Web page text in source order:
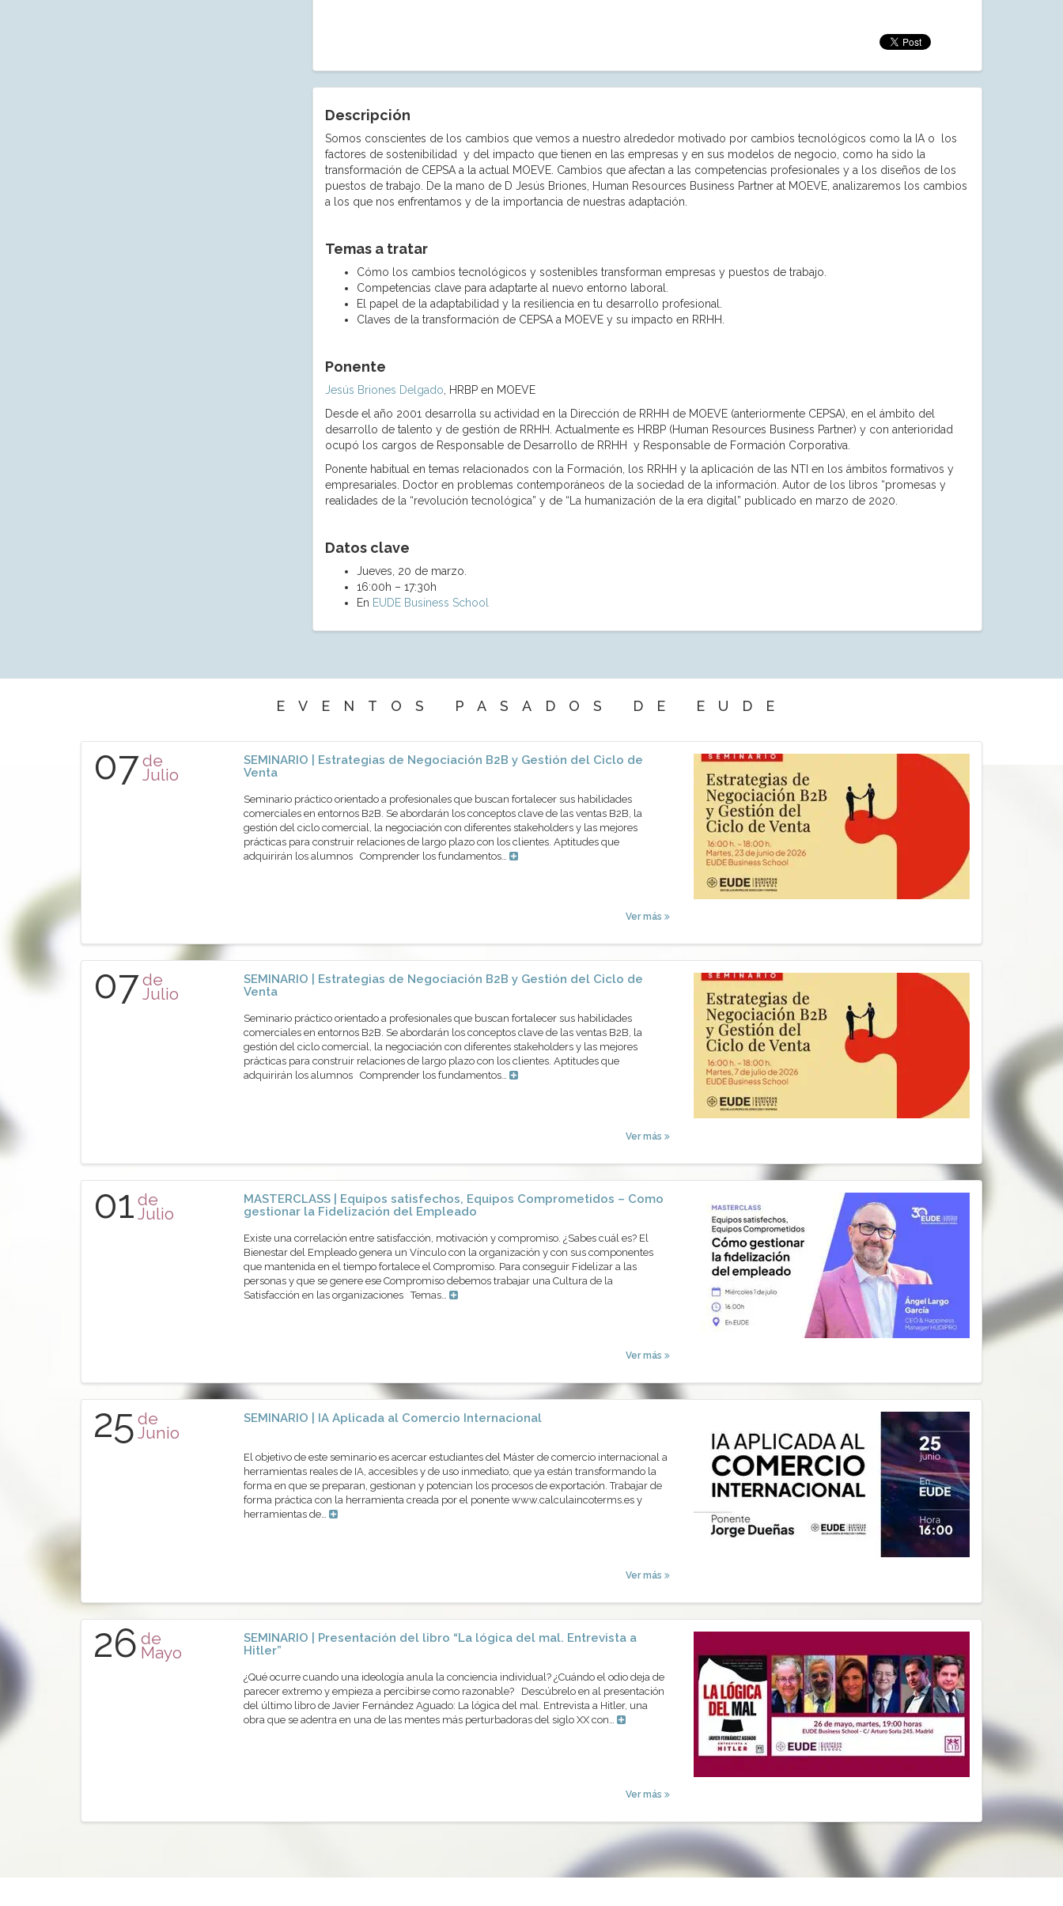
Descripción
Somos conscientes de los cambios que vemos a nuestro alrededor motivado por cambios tecnológicos como la IA o los
factores de sostenibilidad y del impacto que tienen en las empresas y en sus modelos de negocio, como ha sido la
transformación de CEPSA a la actual MOEVE. Cambios que afectan a las competencias profesionales y a los diseños de los
puestos de trabajo. De la mano de D Jesús Briones, Human Resources Business Partner at MOEVE, analizaremos los cambios
a los que nos enfrentamos y de la importancia de nuestras adaptación.
Temas a tratar
Cómo los cambios tecnológicos y sostenibles transforman empresas y puestos de trabajo.
Competencias clave para adaptarte al nuevo entorno laboral.
El papel de la adaptabilidad y la resiliencia en tu desarrollo profesional.
Claves de la transformación de CEPSA a MOEVE y su impacto en RRHH.
Ponente
Jesús Briones Delgado , HRBP en MOEVE
Desde el año 2001 desarrolla su actividad en la Dirección de RRHH de MOEVE (anteriormente CEPSA), en el ámbito del
desarrollo de talento y de gestión de RRHH. Actualmente es HRBP (Human Resources Business Partner) y con anterioridad
ocupó los cargos de Responsable de Desarrollo de RRHH y Responsable de Formación Corporativa.
Ponente habitual en temas relacionados con la Formación, los RRHH y la aplicación de las NTI en los ámbitos formativos y
empresariales. Doctor en problemas contemporáneos de la sociedad de la información. Autor de los libros “promesas y
realidades de la “revolución tecnológica” y de “La humanización de la era digital” publicado en marzo de 2020.
Datos clave
Jueves, 20 de marzo.
16:00h – 17:30h
En EUDE Business School
EVENTOS PASADOS DE EUDE
07de
Julio
SEMINARIO | Estrategias de Negociación B2B y Gestión del Ciclo de
Venta
Seminario práctico orientado a profesionales que buscan fortalecer sus habilidades
comerciales en entornos B2B. Se abordarán los conceptos clave de las ventas B2B, la
gestión del ciclo comercial, la negociación con diferentes stakeholders y las mejores
prácticas para construir relaciones de largo plazo con los clientes. Aptitudes que
adquirirán los alumnos Comprender los fundamentos…
Ver más
07de
Julio
SEMINARIO | Estrategias de Negociación B2B y Gestión del Ciclo de
Venta
Seminario práctico orientado a profesionales que buscan fortalecer sus habilidades
comerciales en entornos B2B. Se abordarán los conceptos clave de las ventas B2B, la
gestión del ciclo comercial, la negociación con diferentes stakeholders y las mejores
prácticas para construir relaciones de largo plazo con los clientes. Aptitudes que
adquirirán los alumnos Comprender los fundamentos…
Ver más
01 de
Julio
MASTERCLASS | Equipos satisfechos, Equipos Comprometidos – Como
gestionar la Fidelización del Empleado
Existe una correlación entre satisfacción, motivación y compromiso. ¿Sabes cuál es? El
Bienestar del Empleado genera un Vínculo con la organización y con sus componentes
que mantenida en el tiempo fortalece el Compromiso. Para conseguir Fidelizar a las
personas y que se genere ese Compromiso debemos trabajar una Cultura de la
Satisfacción en las organizaciones Temas…
Ver más
25 de
Junio
SEMINARIO | IA Aplicada al Comercio Internacional
El objetivo de este seminario es acercar estudiantes del Máster de comercio internacional a
herramientas reales de IA, accesibles y de uso inmediato, que ya están transformando la
forma en que se preparan, gestionan y potencian los procesos de exportación. Trabajar de
forma práctica con la herramienta creada por el ponente www.calculaincoterms.es y
herramientas de…
Ver más
26 de
Mayo
SEMINARIO | Presentación del libro “La lógica del mal. Entrevista a
Hitler”
¿Qué ocurre cuando una ideología anula la conciencia individual? ¿Cuándo el odio deja de
parecer extremo y empieza a percibirse como razonable? Descúbrelo en al presentación
del último libro de Javier Fernández Aguado: La lógica del mal. Entrevista a Hitler, una
obra que se adentra en una de las mentes más perturbadoras del siglo XX con…
Ver más